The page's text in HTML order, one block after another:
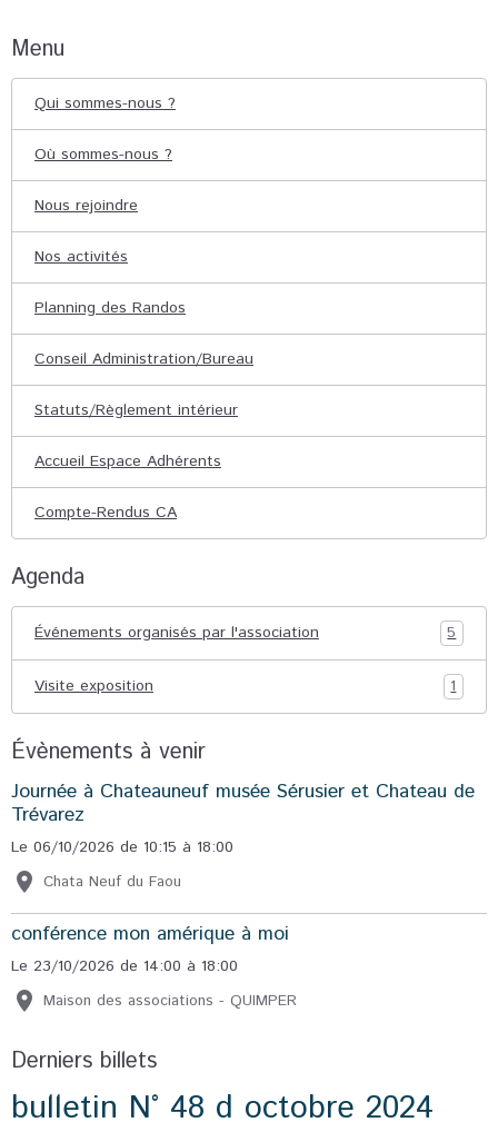
Menu
Qui sommes-nous ?
Où sommes-nous ?
Nous rejoindre
Nos activités
Planning des Randos
Conseil Administration/Bureau
Statuts/Règlement intérieur
Accueil Espace Adhérents
Compte-Rendus CA
Agenda
Événements organisés par l'association 5
Visite exposition 1
Évènements à venir
Journée à Chateauneuf musée Sérusier et Chateau de
Trévarez
Le 06/10/2026 de 10:15 à 18:00
Chata Neuf du Faou
conférence mon amérique à moi
Le 23/10/2026 de 14:00 à 18:00
Maison des associations - QUIMPER
Derniers billets
bulletin N° 48 d octobre 2024